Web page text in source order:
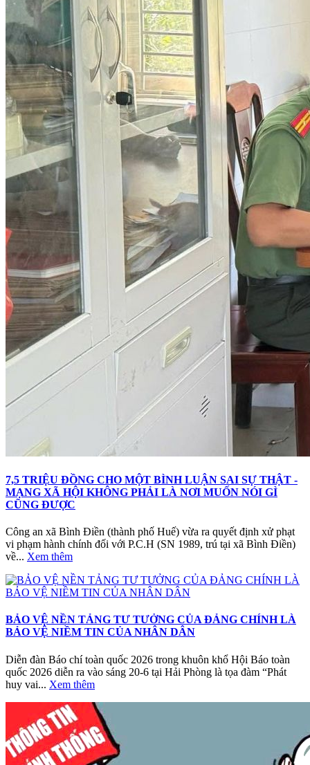
7,5 TRIỆU ĐỒNG CHO MỘT BÌNH LUẬN SAI SỰ THẬT -
MẠNG XÃ HỘI KHÔNG PHẢI LÀ NƠI MUỐN NÓI GÌ
CŨNG ĐƯỢC
Công an xã Bình Điền (thành phố Huế) vừa ra quyết định xử phạt
vi phạm hành chính đối với P.C.H (SN 1989, trú tại xã Bình Điền)
về... Xem thêm
BẢO VỆ NỀN TẢNG TƯ TƯỞNG CỦA ĐẢNG CHÍNH LÀ
BẢO VỆ NIỀM TIN CỦA NHÂN DÂN
Diễn đàn Báo chí toàn quốc 2026 trong khuôn khổ Hội Báo toàn
quốc 2026 diễn ra vào sáng 20-6 tại Hải Phòng là tọa đàm “Phát
huy vai... Xem thêm